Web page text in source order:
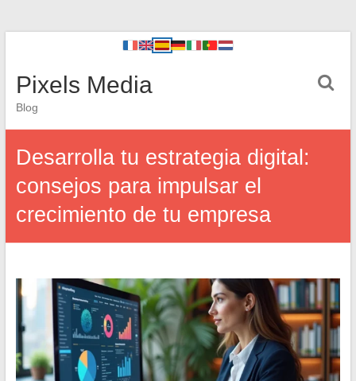
Pixels Media
Blog
Desarrolla tu estrategia digital:
consejos para impulsar el
crecimiento de tu empresa